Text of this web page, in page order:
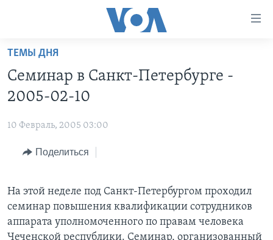
Перейти
основной
контент
навигации
ПРОГРАММЫ
НОВОСТИ ЗА МИНУТУ
ИТОГИ
ДИСКУССИЯ VOA
ДЕТАЛИ
УЧИМ АНГЛИЙСКИЙ
НАША АМЕРИКАНСКАЯ ИСТОРИЯ
АРТЕФАКТЫ
АМЕРИКАНСКИЕ ГОРОДКИ
ЭКСПЕРТИЗА
ИНТЕРВЬЮ
ЗА СВОБОДУ ПРЕССЫ
УЧИМ АНГЛИЙСКИЙ
ТЕМЫ ДНЯ
Семинар в Санкт-Петербурге -
2005-02-10
10 Февраль, 2005 03:00
Поделиться
На этой неделе под Санкт-Петербургом проходил
семинар повышения квалификации сотрудников
аппарата уполномоченного по правам человека
Чеченской республики. Семинар, организованный